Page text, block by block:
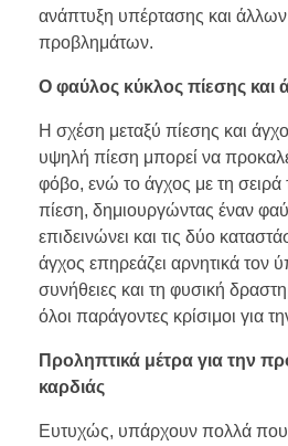
ανάπτυξη υπέρτασης και
προβλημάτων.
Ο φαύλος κύκλος πίεσης και
Η σχέση μεταξύ πίεσης και
υψηλή πίεση μπορεί να
φόβο, ενώ το άγχος με τη σειρά
πίεση, δημιουργώντας έναν
επιδεινώνει και τις δύο
άγχος επηρεάζει αρνητικά τον
συνήθειες και τη φυσική
όλοι παράγοντες κρίσιμοι για
Προληπτικά μέτρα για την
καρδιάς
Ευτυχώς, υπάρχουν πολλά